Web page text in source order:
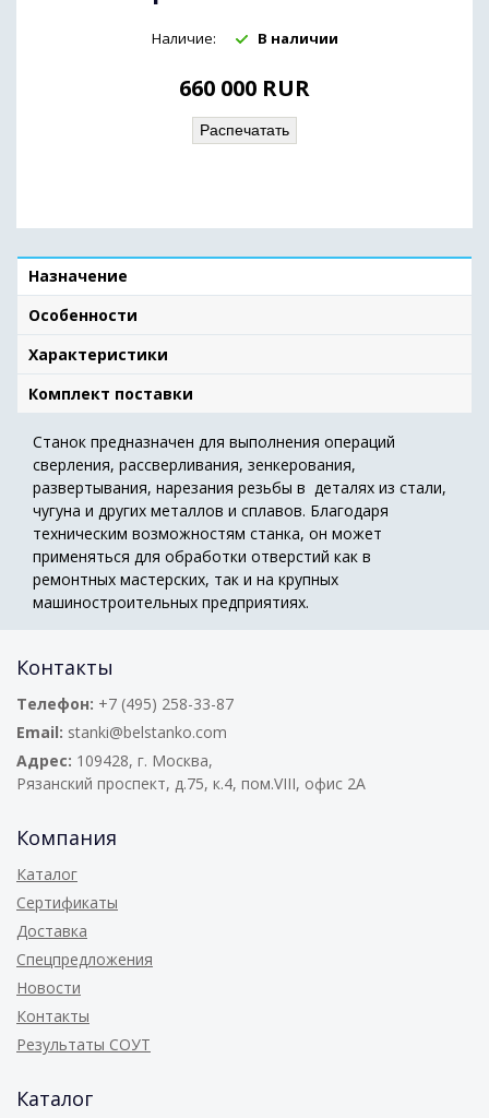
Наличие: В наличии
660 000 RUR
Распечатать
Назначение
Особенности
Характеристики
Комплект поставки
Станок предназначен для выполнения операций
сверления, рассверливания, зенкерования,
развертывания, нарезания резьбы в деталях из стали,
чугуна и других металлов и сплавов. Благодаря
техническим возможностям станка, он может
применяться для обработки отверстий как в
ремонтных мастерских, так и на крупных
машиностроительных предприятиях.
Контакты
Телефон: +7 (495) 258-33-87
Email: stanki@belstanko.com
Адрес: 109428, г. Москва,
Рязанский проспект, д.75, к.4, пом.VIII, офис 2А
Компания
Каталог
Сертификаты
Доставка
Спецпредложения
Новости
Контакты
Результаты СОУТ
Каталог